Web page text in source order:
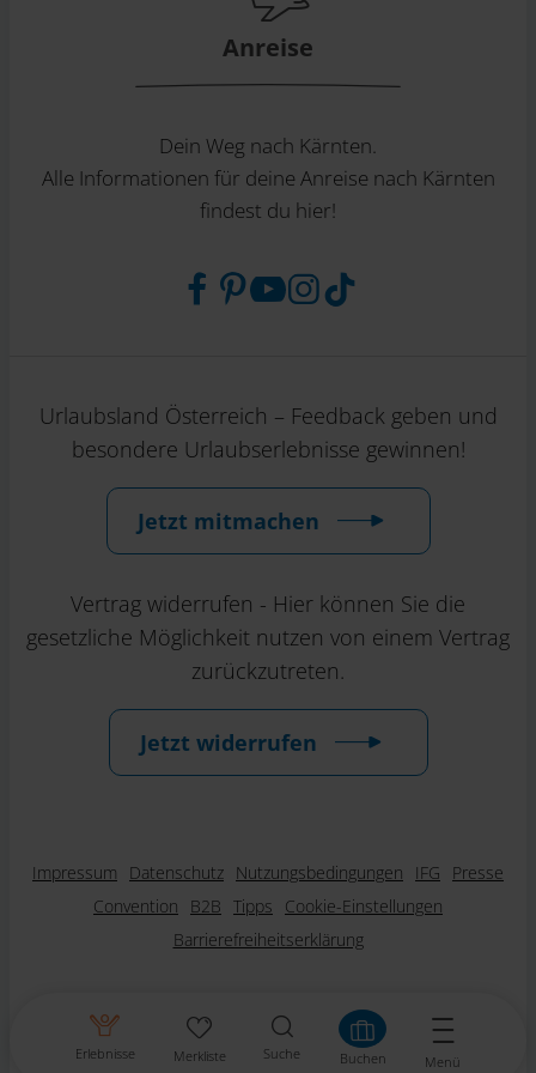
Erlebnisse Merkliste Suche Buchen Menü
Anreise
Dein Weg nach Kärnten.
Alle Informationen für deine Anreise nach Kärnten
findest du hier!
Urlaubsland Österreich – Feedback geben und
besondere Urlaubserlebnisse gewinnen!
Jetzt mitmachen
Vertrag widerrufen - Hier können Sie die
gesetzliche Möglichkeit nutzen von einem Vertrag
zurückzutreten.
Jetzt widerrufen
Impressum Datenschutz Nutzungsbedingungen IFG
Presse
Convention
B2B Tipps
Cookie-Einstellungen
Barrierefreiheitserklärung